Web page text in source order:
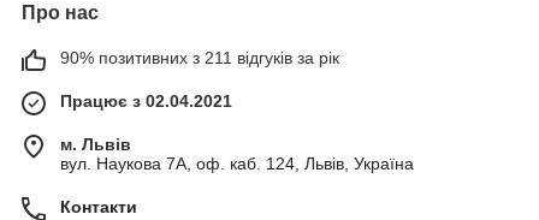
Про нас
90% позитивних з 211 відгуків за рік
Працює з 02.04.2021
м. Львів
вул. Наукова 7А, оф. каб. 124, Львів, Україна
Контакти